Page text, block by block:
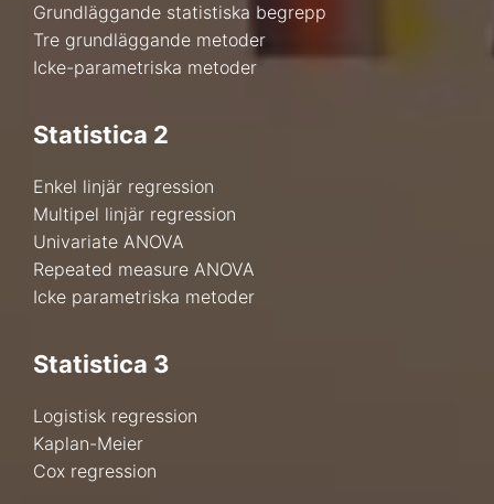
Grundläggande statistiska begrepp
Tre grundläggande metoder
Icke-parametriska metoder
Statistica 2
Enkel linjär regression
Multipel linjär regression
Univariate ANOVA
Repeated measure ANOVA
Icke parametriska metoder
Statistica 3
Logistisk regression
Kaplan-Meier
Cox regression